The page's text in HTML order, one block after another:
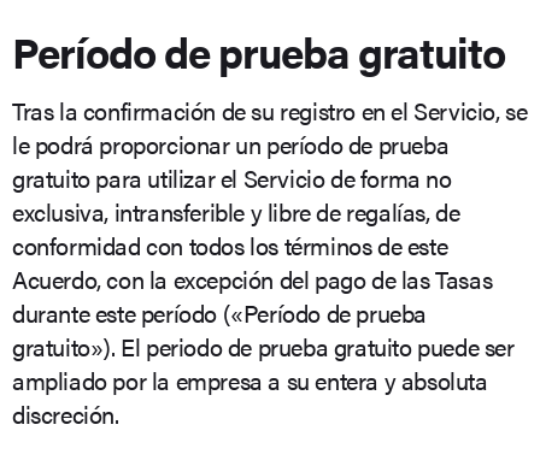
Período de prueba gratuito
Tras la confirmación de su registro en el Servicio, se
le podrá proporcionar un período de prueba
gratuito para utilizar el Servicio de forma no
exclusiva, intransferible y libre de regalías, de
conformidad con todos los términos de este
Acuerdo, con la excepción del pago de las Tasas
durante este período («Período de prueba
gratuito»). El periodo de prueba gratuito puede ser
ampliado por la empresa a su entera y absoluta
discreción.